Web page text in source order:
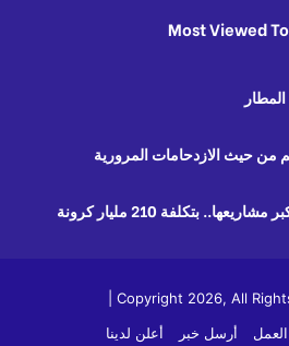
Most Viewed
من حيث الازدحامات المرورية
بتكلفة 210 مليار كرونة
أرسل خبر أعلن لدينا